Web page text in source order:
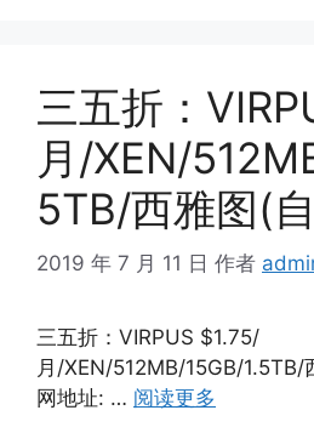
三五折：
月/XEN/
5TB/西雅图(
2019 年 7 月 11 日 作者
三五折：VIRPUS $1.75/
月/XEN/512MB/15GB/1.5TB/
网地址: … 阅读更多